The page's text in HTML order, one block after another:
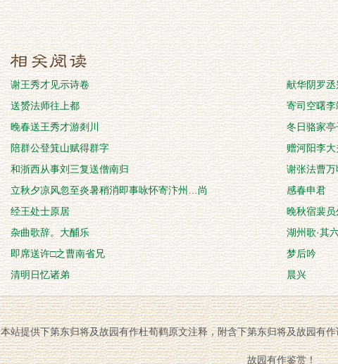
谢王秀才见示诗卷
献华阴罗丞
送赟法师往上都
寄司空曙李
晚春送王秀才游剡川
冬日骆家亭
陪群公登箕山赋得群字
赠河阳李
和浙西从事刘三复送僧南归
谢张法曹
立秋夕凉风忽至炎暑稍消即事咏怀寄汴州…尚
感春申君
经王处士原居
晚秋宿裴
杂曲歌辞。大酺乐
湖州歌·其
即席送许□之曹南省兄
梦后吟
清明日忆诸弟
晨兴
本站提供下第东归将及故园有作杜荀鹤原文注释，附含下第东归将及故园有
故园有作鉴赏！